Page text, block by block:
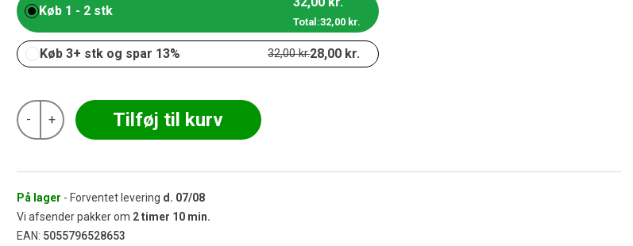
Køb 1 - 2 stk
Total:32,00 kr.
Køb 3+ stk og spar 13% 32,00kr.28,00 kr.
-
Ancient
Citrongræs
ml
antal
+ Tilføj til kurv
På lager - Forventet levering d. 07/08
Vi afsender pakker om 2 timer 10 min.
EAN: 5055796528653